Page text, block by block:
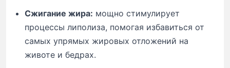
Сжигание жира: мощно стимулирует
процессы липолиза, помогая избавиться от
самых упрямых жировых отложений на
животе и бедрах.